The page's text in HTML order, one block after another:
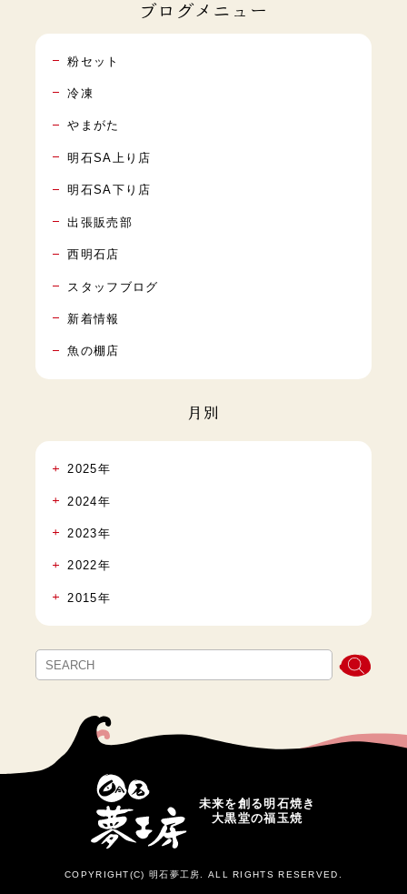
ブログメニュー
粉セット
冷凍
やまがた
明石SA上り店
明石SA下り店
出張販売部
西明石店
スタッフブログ
新着情報
魚の棚店
月別
2025年
2024年
2023年
2022年
2015年
未来を創る明石焼き
大黒堂の福玉焼
COPYRIGHT(C) 明石夢工房. ALL RIGHTS RESERVED.